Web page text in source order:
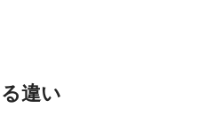
違い